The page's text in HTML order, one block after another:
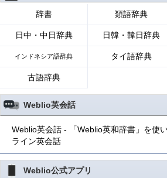
辞書 類語辞典
日中・中日辞典 日韓・韓日辞典
インドネシア語辞典 タイ語辞典
古語辞典
Weblio英会話
Weblio英会話 - 「Weblio英和辞書」を使
ライン英会話
Weblio公式アプリ